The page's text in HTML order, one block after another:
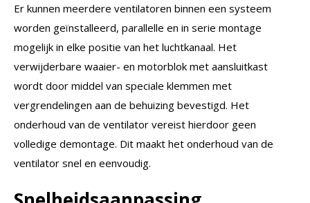
Er kunnen meerdere ventilatoren binnen een systeem
worden geïnstalleerd, parallelle en in serie montage
mogelijk in elke positie van het luchtkanaal. Het
verwijderbare waaier- en motorblok met aansluitkast
wordt door middel van speciale klemmen met
vergrendelingen aan de behuizing bevestigd. Het
onderhoud van de ventilator vereist hierdoor geen
volledige demontage. Dit maakt het onderhoud van de
ventilator snel en eenvoudig.